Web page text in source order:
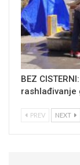
BEZ
rashlađivanje
PREV NEXT